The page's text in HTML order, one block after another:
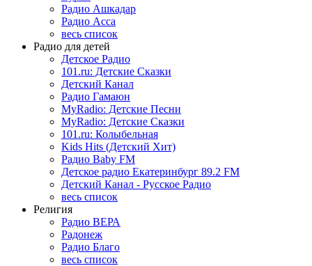
Радио Ашкадар
Радио Асса
весь список
Радио для детей
Детское Радио
101.ru: Детские Сказки
Детский Канал
Радио Гамаюн
MyRadio: Детские Песни
MyRadio: Детские Сказки
101.ru: Колыбельная
Kids Hits (Детский Хит)
Радио Baby FM
Детское радио Екатеринбург 89.2 FM
Детский Канал - Русское Радио
весь список
Религия
Радио ВЕРА
Радонеж
Радио Благо
весь список